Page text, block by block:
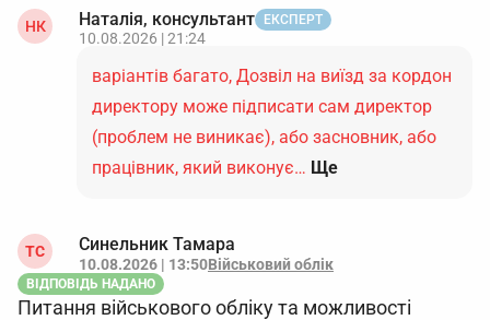
НК Наталія, консультант ЕКСПЕРТ
10.08.2026 | 21:24
варіантів багато, Дозвіл на виїзд за кордон
директору може підписати сам директор
(проблем не виникає), або засновник, або
працівник, який виконує… Ще
ТС Синельник Тамара
10.08.2026 | 13:50Військовий облік
ВІДПОВІДЬ НАДАНО
Питання військового обліку та можливості